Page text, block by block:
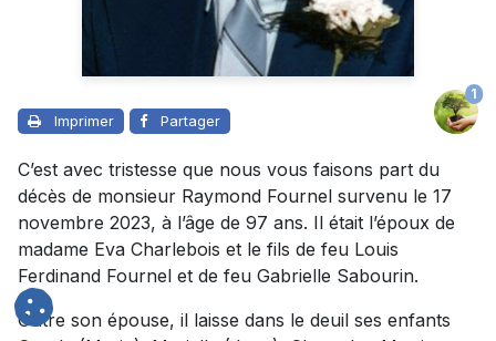
Imprimer Partager
1
C’est avec tristesse que nous vous faisons part du
décès de monsieur Raymond Fournel survenu le 17
novembre 2023, à l’âge de 97 ans. Il était l’époux de
madame Eva Charlebois et le fils de feu Louis
Ferdinand Fournel et de feu Gabrielle Sabourin.
Outre son épouse, il laisse dans le deuil ses enfants